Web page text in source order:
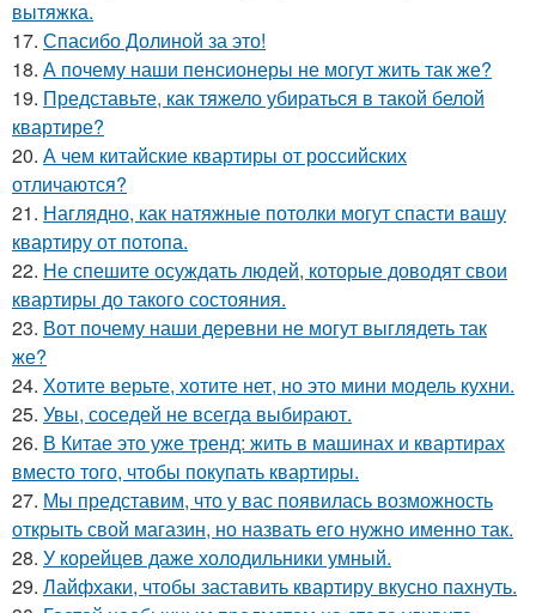
вытяжка.
17. Спасибо Долиной за это!
18. А почему наши пенсионеры не могут жить так же?
19. Представьте, как тяжело убираться в такой белой
квартире?
20. А чем китайские квартиры от российских
отличаются?
21. Наглядно, как натяжные потолки могут спасти вашу
квартиру от потопа.
22. Не спешите осуждать людей, которые доводят свои
квартиры до такого состояния.
23. Вот почему наши деревни не могут выглядеть так
же?
24. Хотите верьте, хотите нет, но это мини модель кухни.
25. Увы, соседей не всегда выбирают.
26. В Китае это уже тренд: жить в машинах и квартирах
вместо того, чтобы покупать квартиры.
27. Мы представим, что у вас появилась возможность
открыть свой магазин, но назвать его нужно именно так.
28. У корейцев даже холодильники умный.
29. Лайфхаки, чтобы заставить квартиру вкусно пахнуть.